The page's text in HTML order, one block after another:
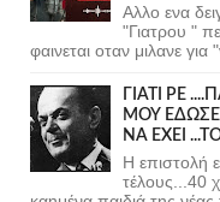
Αλλο ενα
"Γιατρου "
φαινεται οταν μιλανε για
ΓΙΑΤΙ ΡΕ
ΜΟΥ
ΝΑ ΕΧΕΙ
Η επιστολή
τέλους...40